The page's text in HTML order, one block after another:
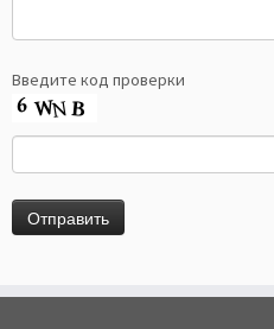
Введите код проверки